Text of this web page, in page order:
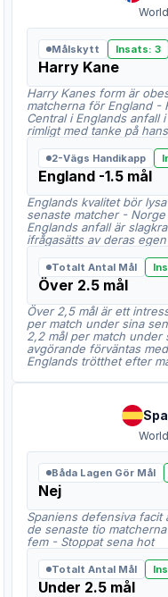
Målskytt Insats: 3
Harry Kane
Harry Kanes form är
matcherna för England -
Central i Englands anfall
rimligt med tanke på
2-Vägs Handikapp
England -1.5 mål
Englands kvalitet bör
senaste matcher -
Englands anfall är
ifrågasätts av deras
Totalt Antal Mål
Över 2.5 mål
Över 2,5 mål är ett
per match under sina
2,2 mål per match under
avgörande förväntas
Englands trötthet efter
Båda Lagen Gör Mål
Nej
Spaniens defensiva facit
de senaste tio
fem - Stoppat sena hot
Totalt Antal Mål
Under 2.5 mål